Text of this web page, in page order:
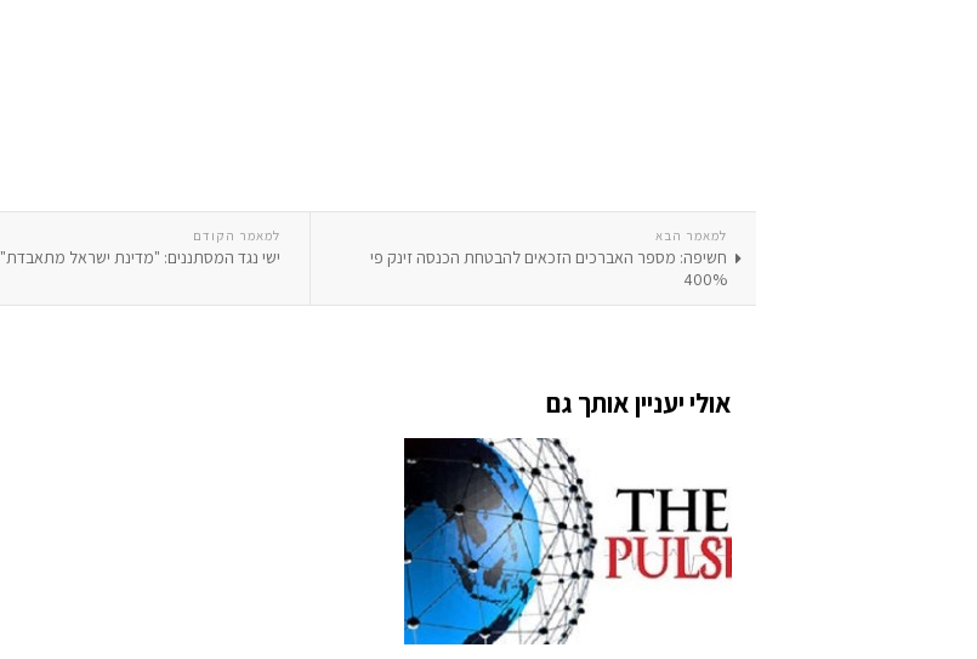
למאמר הקודם
ישי נגד המסתננים: "מדינת ישראל מתאבדת"
למאמר הבא
חשיפה: מספר האברכים הזכאים להבטחת הכנסה זינק פי
400%
אולי יעניין אותך גם